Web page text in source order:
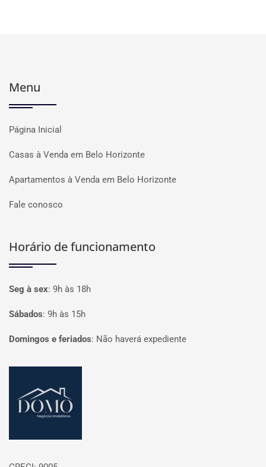
Menu
Página Inicial
Casas à Venda em Belo Horizonte
Apartamentos à Venda em Belo Horizonte
Fale conosco
Horário de funcionamento
Seg à sex: 9h às 18h
Sábados: 9h às 15h
Domingos e feriados: Não haverá expediente